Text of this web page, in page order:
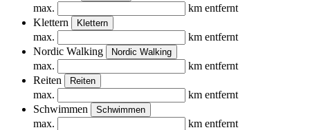
max.
km entfernt
Klettern
Klettern
max.
km entfernt
Nordic Walking
Nordic Walking
max.
km entfernt
Reiten
Reiten
max.
km entfernt
Schwimmen
Schwimmen
max.
km entfernt